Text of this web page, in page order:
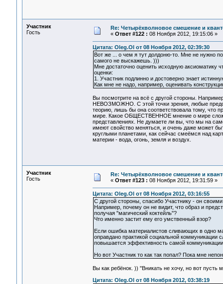
Участник
Гость
Re: Четырёхволновое смешение и
« Ответ #122 : 08 Ноября 2012, 19:15:06 »
Цитата: Oleg.Ol от 08 Ноября 2012, 02:39:30
Вот же ... о чем я тут долдоню-то. Мне не нужно
самого не выскажешь. )))
Мне достаточно оценить исходную аксиоматику
оценки:
1. Участник подлинно и достоверно знает
Как мне не надо, например, оценивать
Вы посмотрите на всё с другой стороны.
НЕВОЗМОЖНО. С этой точки зрения, любые
теорию, лишь бы она соответствовала тому, что
мире. Какое ОБЩЕСТВЕННОЕ мнение о мире
представлениях. Не думаете ли вы, что мы на
имеют свойство меняться, и очень даже может
круглыми планетами, как сейчас смеёмся над
материи - вода, огонь, земля и воздух.
Участник
Гость
Re: Четырёхволновое смешение и
« Ответ #123 : 08 Ноября 2012, 19:31:59 »
Цитата: Oleg.Ol от 08 Ноября 2012, 03:16:55
С другой стороны, спасибо Участнику - он
Например, почему он не видит, что образ и
получая "магический коктейль"?
Что именно застит ему его умственный взор?
Если ошибка материалистов сливающих в одно
оправдано практикой социальной коммуникации
повышается эффективность самой
Но вот Участник то как так попал? Пока мне
Вы как ребёнок. )) "Вникать не хочу, но вот пусть
Цитата: Oleg.Ol от 08 Ноября 2012, 03:38:19